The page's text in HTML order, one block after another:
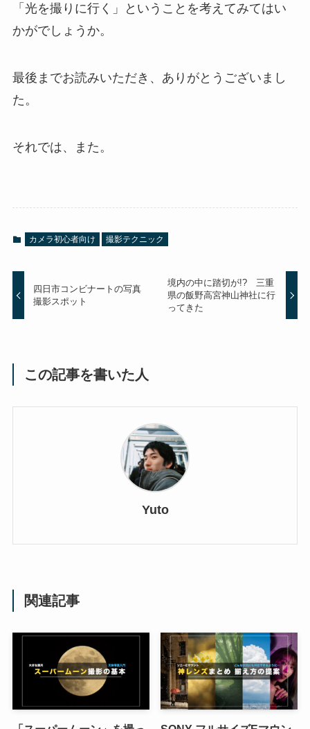
「光を撮りに行く」ということを考えてみてはい
かがでしょうか。
最後までお読みいただき、ありがとうございまし
た。
それでは、また。
カメラ初心者向け 撮影テクニック
四日市コンビナートの写真
撮影スポット
境内の中に踏切が!? 三重
県の飯野高宮神山神社に行
ってきた
この記事を書いた人
Yuto
関連記事